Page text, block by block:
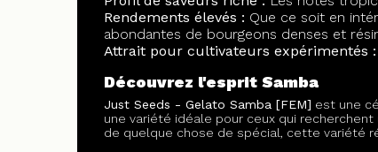
Rendements élevés : Que ce soit en
abondantes de bourgeons denses et
Attrait pour cultivateurs expérimentés :
Découvrez l'esprit Samba
Just Seeds - Gelato Samba [FEM] est une
une variété idéale pour ceux qui
de quelque chose de spécial, cette variété